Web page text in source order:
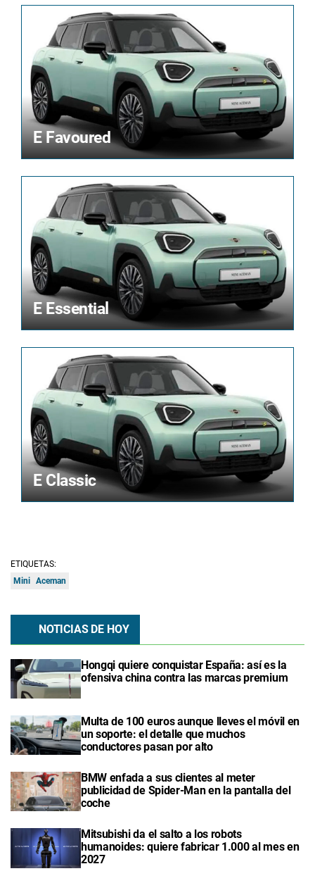
E Favoured
E Essential
E Classic
ETIQUETAS:
Mini Aceman
NOTICIAS DE HOY
Hongqi quiere conquistar España: así es la
ofensiva china contra las marcas premium
Multa de 100 euros aunque lleves el móvil en
un soporte: el detalle que muchos
conductores pasan por alto
BMW enfada a sus clientes al meter
publicidad de Spider-Man en la pantalla del
coche
Mitsubishi da el salto a los robots
humanoides: quiere fabricar 1.000 al mes en
2027